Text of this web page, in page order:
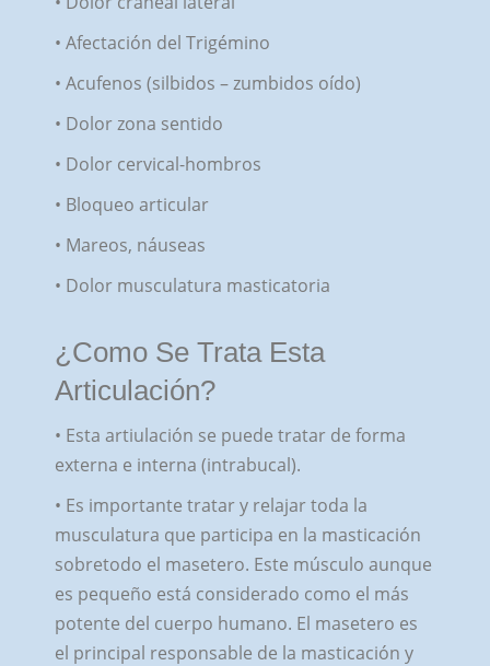
• Afectación del Trigémino
• Acufenos (silbidos – zumbidos oído)
• Dolor zona sentido
• Dolor cervical-hombros
• Bloqueo articular
• Mareos, náuseas
• Dolor musculatura masticatoria
¿Como Se Trata Esta
Articulación?
• Esta artiulación se puede tratar de forma
externa e interna (intrabucal).
• Es importante tratar y relajar toda la
musculatura que participa en la masticación
sobretodo el masetero. Este músculo aunque
es pequeño está considerado como el más
potente del cuerpo humano. El masetero es
el principal responsable de la masticación y